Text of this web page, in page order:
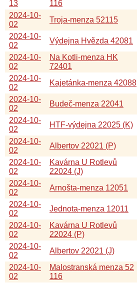
13
116
2024-10-
02
Troja-menza 52115
2024-10-
02
Výdejna Hvězda 42081
2024-10-
02
Na Kotli-menza HK
72401
2024-10-
02
Kajetánka-menza 42088
2024-10-
02
Budeč-menza 22041
2024-10-
02
HTF-výdejna 22025 (K)
2024-10-
02
Albertov 22021 (P)
2024-10-
02
Kavárna U Rotlevů
22024 (J)
2024-10-
02
Arnošta-menza 12051
2024-10-
02
Jednota-menza 12011
2024-10-
02
Kavárna U Rotlevů
22024 (P)
2024-10-
02
Albertov 22021 (J)
2024-10-
02
Malostranská menza 52
116